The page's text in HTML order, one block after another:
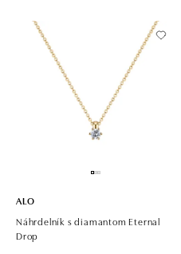
ALO
Náhrdelník s diamantom Eternal
Drop